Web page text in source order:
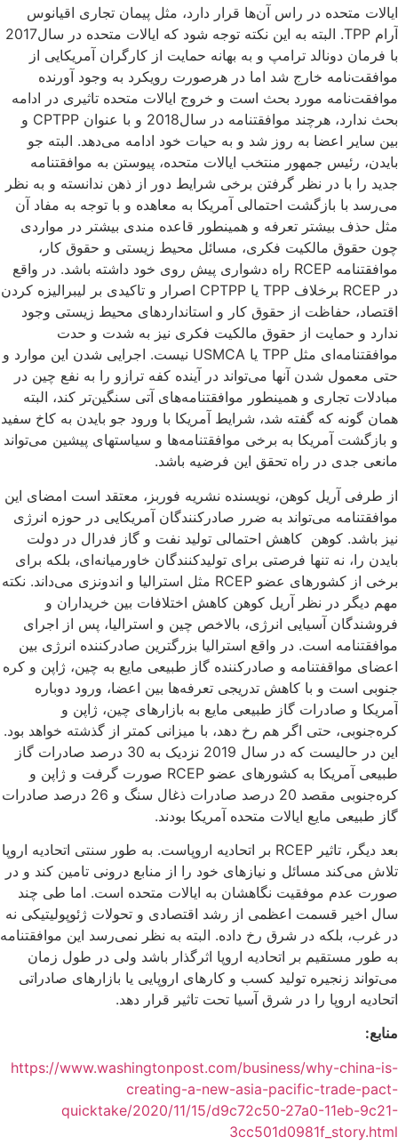
ایالات متحده در راس آن‌ها قرار دارد، مثل پیمان تجاری اقیانوس
آرام TPP. البته به این نکته توجه شود که ایالات متحده در سال2017
با فرمان دونالد ترامپ و به بهانه حمایت از کارگران آمریکایی از
موافقت‌نامه خارج شد اما در هرصورت رویکرد به وجود آورنده
موافقت‌نامه مورد بحث است و خروج ایالات متحده تاثیری در ادامه
بحث ندارد، هرچند موافقتنامه در سال2018 و با عنوان CPTPP و
بین سایر اعضا به روز شد و به حیات خود ادامه می‌دهد. البته جو
بایدن، رئیس جمهور منتخب ایالات متحده، پیوستن به موافقتنامه
جدید را با در نظر گرفتن برخی شرایط دور از ذهن ندانسته و به نظر
می‌رسد با بازگشت احتمالی آمریکا به معاهده و با توجه به مفاد آن
مثل حذف بیشتر تعرفه و همین­طور قاعده مندی بیشتر در مواردی
چون حقوق مالکیت فکری، مسائل محیط زیستی و حقوق کار،
موافقتنامه RCEP راه دشواری پیش روی خود داشته ‌باشد. در واقع
در RCEP برخلاف TPP یا CPTPP اصرار و تاکیدی بر لیبرالیزه کردن
اقتصاد، حفاظت از حقوق کار و استانداردهای محیط زیستی وجود
ندارد و حمایت از حقوق مالکیت فکری نیز به شدت و حدت
موافقتنامه‌ای مثل TPP یا USMCA نیست. اجرایی شدن این موارد و
حتی معمول شدن آنها می‌تواند در آینده کفه ترازو را به نفع چین در
مبادلات تجاری و همین­طور موافقتنامه‌های آتی سنگین‌تر کند، البته
همان گونه که گفته شد، شرایط آمریکا با ورود جو بایدن به کاخ سفید
و بازگشت آمریکا به برخی موافقتنامه‌ها و سیاستهای پیشین می‌تواند
مانعی جدی در راه تحقق این فرضیه باشد.
از طرفی آریل کوهن، نویسنده نشریه فوربز، معتقد است امضای این
موافقتنامه می‌تواند به ضرر صادرکنندگان آمریکایی در حوزه انرژی
نیز باشد. کوهن کاهش احتمالی تولید نفت و گاز فدرال در دولت
بایدن را، نه تنها فرصتی برای تولیدکنندگان خاورمیانه‌ای، بلکه برای
برخی از کشورهای عضو RCEP مثل استرالیا و اندونزی می‌داند. نکته
مهم دیگر در نظر آریل کوهن کاهش اختلافات بین خریداران و
فروشندگان آسیایی انرژی، بالاخص چین و استرالیا، پس از اجرای
موافقتنامه است. در واقع استرالیا بزرگترین صادرکننده انرژی بین
اعضای مواقفتنامه و صادرکننده گاز طبیعی مایع به چین، ژاپن و کره
جنوبی است و با کاهش تدریجی تعرفه‌ها بین اعضا، ورود دوباره
آمریکا و صادرات گاز طبیعی مایع به بازارهای چین، ژاپن و
کره‌جنوبی، حتی اگر هم رخ دهد، با میزانی کمتر از گذشته خواهد بود.
این در حالیست که در سال 2019 نزدیک به 30 درصد صادرات گاز
طبیعی آمریکا به کشورهای عضو RCEP صورت گرفت و ژاپن و
کره‌جنوبی مقصد 20 درصد صادرات ذغال سنگ و 26 درصد صادرات
گاز طبیعی مایع ایالات متحده آمریکا بودند.
بعد دیگر، تاثیر RCEP بر اتحادیه اروپاست. به طور سنتی اتحادیه اروپا
تلاش می‌کند مسائل و نیازهای خود را از منابع درونی تامین کند و در
صورت عدم موفقیت نگاهشان به ایالات متحده است. اما طی چند
سال اخیر قسمت اعظمی از رشد اقتصادی و تحولات ژئوپولیتیکی نه
در غرب، بلکه در شرق رخ داده. البته به نظر نمی‌رسد این موافقتنامه
به طور مستقیم بر اتحادیه اروپا اثرگذار باشد ولی در طول زمان
می‌تواند زنجیره تولید کسب و کارهای اروپایی یا بازارهای صادراتی
اتحادیه اروپا را در شرق آسیا تحت تاثیر قرار دهد.
منابع:
https://www.washingtonpost.com/business/why-china-is-
creating-a-new-asia-pacific-trade-pact-
quicktake/2020/11/15/d9c72c50-27a0-11eb-9c21-
3cc501d0981f_story.html